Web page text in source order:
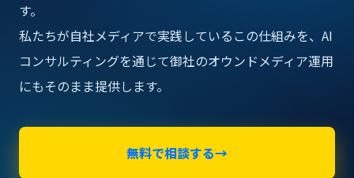
す。
私たちが自社メディアで実践しているこの仕組みを、AI
コンサルティングを通じて御社のオウンドメディア運用
にもそのまま提供します。
無料で相談する→